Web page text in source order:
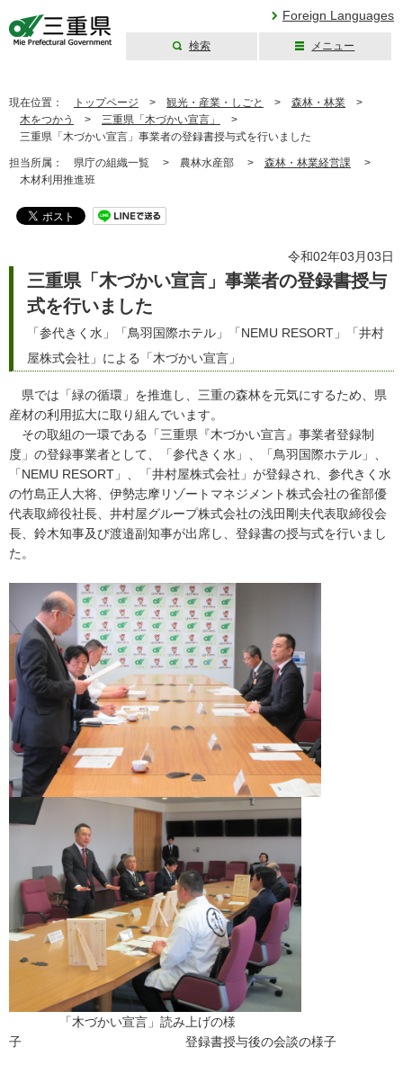
Foreign Languages
検索 メニュー
現在位置： トップページ > 観光・産業・しごと > 森林・林業 >
木をつかう
> 三重県「木づかい宣言」
>
三重県「木づかい宣言」事業者の登録書授与式を行いました
担当所属： 県庁の組織一覧 > 農林水産部 > 森林・林業経営課 >
木材利用推進班
令和02年03月03日
三重県「木づかい宣言」事業者の登録書授与
式を行いました
「参代きく水」「鳥羽国際ホテル」「NEMU RESORT」「井村
屋株式会社」による「木づかい宣言」
県では「緑の循環」を推進し、三重の森林を元気にするため、県
産材の利用拡大に取り組んでいます。
その取組の一環である「三重県『木づかい宣言』事業者登録制
度」の登録事業者として、「参代きく水」、「鳥羽国際ホテル」、
「NEMU RESORT」、「井村屋株式会社」が登録され、参代きく水
の竹島正人大将、伊勢志摩リゾートマネジメント株式会社の雀部優
代表取締役社長、井村屋グループ株式会社の浅田剛夫代表取締役会
長、鈴木知事及び渡邉副知事が出席し、登録書の授与式を行いまし
た。
「木づかい宣言」読み上げの様
子 登録書授与後の会談の様子